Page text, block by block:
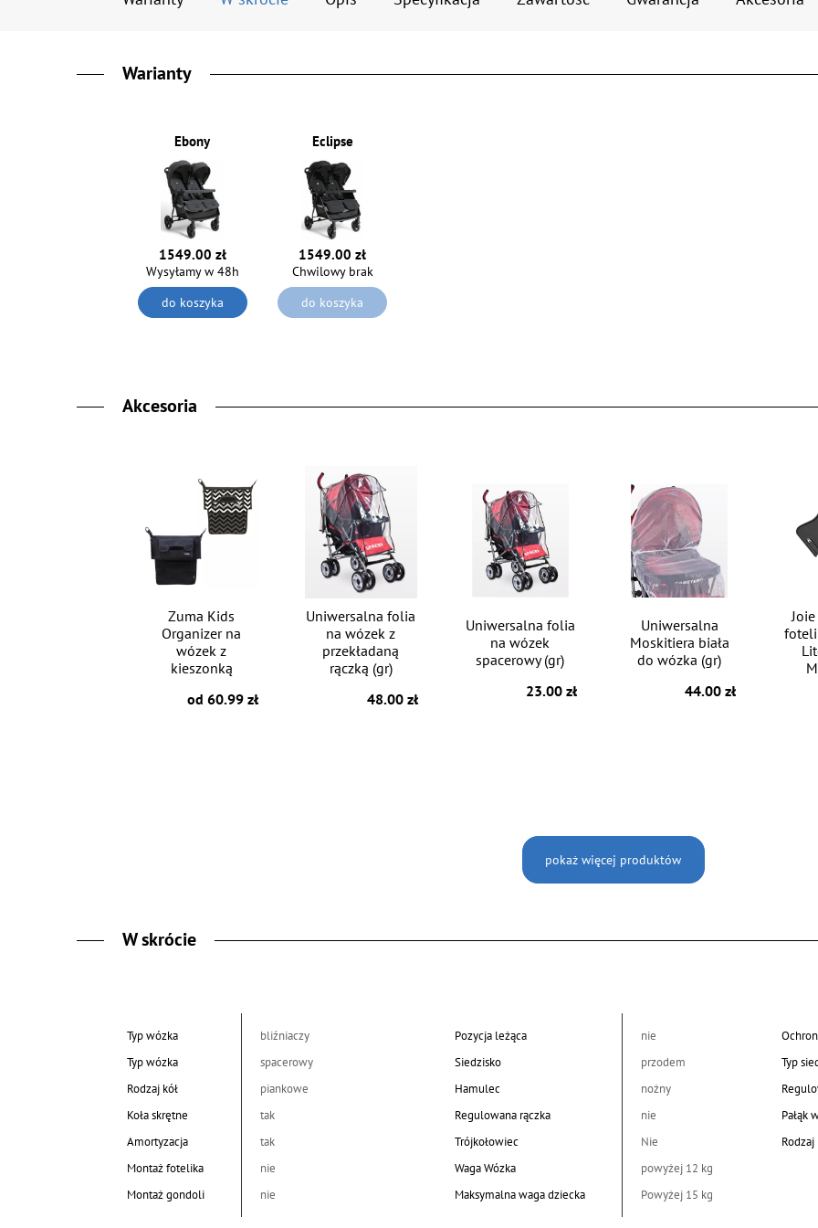
Warianty
Ebony
1549.00 zł
Wysyłamy w 48h
do koszyka
Eclipse
1549.00 zł
Chwilowy brak
do koszyka
Akcesoria
Zuma Kids
Organizer na
wózek z
kieszonką
od 60.99 zł
Uniwersalna folia
na wózek z
przekładaną
rączką (gr)
48.00 zł
Uniwersalna folia
na wózek
spacerowy (gr)
23.00 zł
Uniwersalna
Moskitiera biała
do wózka (gr)
44.00 zł
pokaż więcej produktów
W skrócie
Typ wózka
bliźniaczy
Typ wózka
spacerowy
Rodzaj kół
piankowe
Koła skrętne
tak
Amortyzacja
tak
Montaż fotelika
nie
Montaż gondoli
nie
Pozycja leżąca
nie
Siedzisko
przodem
Hamulec
nożny
Regulowana rączka
nie
Trójkołowiec
Nie
Waga Wózka
powyżej 12 kg
Maksymalna waga dziecka
Powyżej 15 kg
Typ
Pałąk